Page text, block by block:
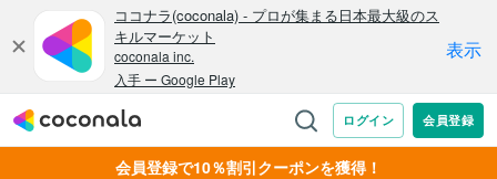
会員登録で10％割引クーポンを獲得！